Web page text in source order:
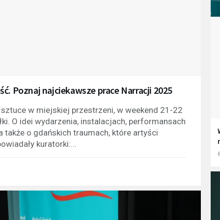
Poznaj najciekawsze prace Narracji 2025
w miejskiej przestrzeni, w weekend 21-22
O idei wydarzenia, instalacjach, performansach
także o gdańskich traumach, które artyści
kuratorki:...